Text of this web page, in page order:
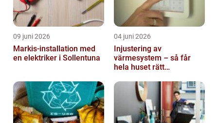
09 juni 2026
Markis-installation med
en elektriker i Sollentuna
04 juni 2026
Injustering av
värmesystem – så får
hela huset rätt